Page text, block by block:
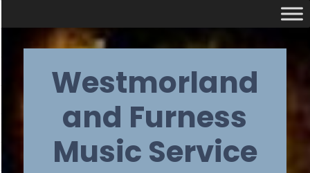
contentWestmorland
and Furness
Music Service